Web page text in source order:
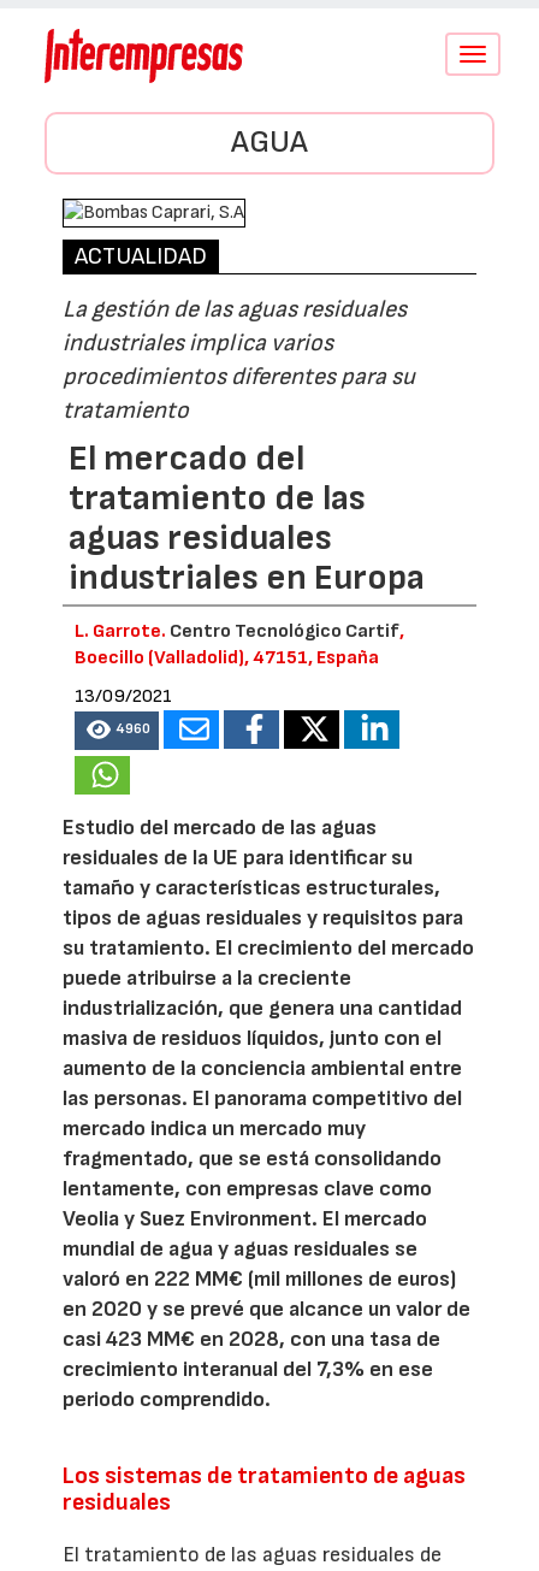
Conmutar
AGUA
ACTUALIDAD
La gestión de las aguas residuales
industriales implica varios
procedimientos diferentes para su
tratamiento
El mercado del
tratamiento de las
aguas residuales
industriales en Europa
L. Garrote. Centro Tecnológico Cartif,
Boecillo (Valladolid), 47151, España
13/09/2021
4960
Estudio del mercado de las aguas
residuales de la UE para identificar su
tamaño y características estructurales,
tipos de aguas residuales y requisitos para
su tratamiento. El crecimiento del mercado
puede atribuirse a la creciente
industrialización, que genera una cantidad
masiva de residuos líquidos, junto con el
aumento de la conciencia ambiental entre
las personas. El panorama competitivo del
mercado indica un mercado muy
fragmentado, que se está consolidando
lentamente, con empresas clave como
Veolia y Suez Environment. El mercado
mundial de agua y aguas residuales se
valoró en 222 MM€ (mil millones de euros)
en 2020 y se prevé que alcance un valor de
casi 423 MM€ en 2028, con una tasa de
crecimiento interanual del 7,3% en ese
periodo comprendido.
Los sistemas de tratamiento de aguas
residuales
El tratamiento de las aguas residuales de